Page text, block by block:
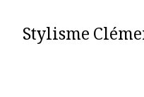
Stylisme